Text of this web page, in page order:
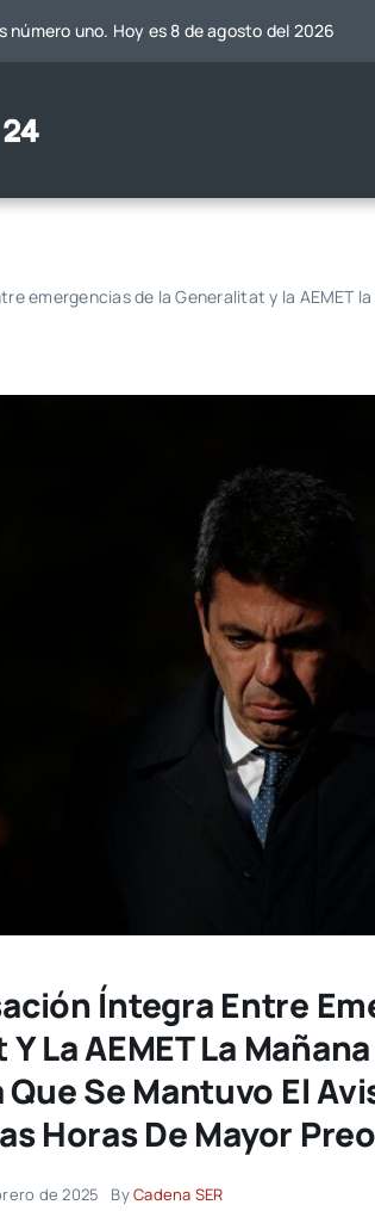
número uno. Hoy es 8 de agosto del 2026
emergencias de la Generalitat y la AEMET
Íntegra Entre
La AEMET La Mañana
Se Mantuvo El
Horas De Mayor
de 2025 ByCadena SER